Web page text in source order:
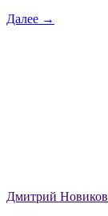
Далее →
Дмитрий Новиков